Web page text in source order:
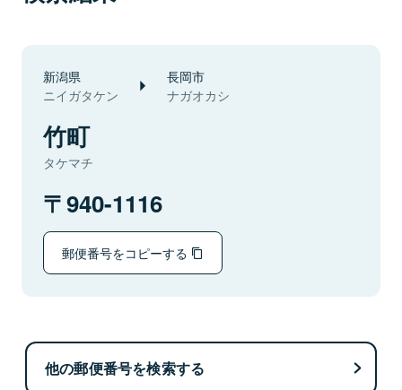
新潟県
ニイガタケン
長岡市
ナガオカシ
竹町
タケマチ
940-1116
郵便番号をコピーする
他の郵便番号を検索する